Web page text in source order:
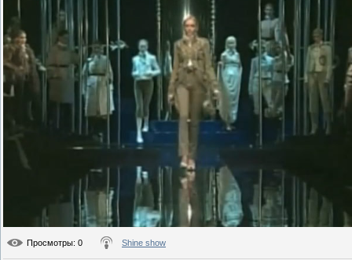
Просмотры: 0 Shine show